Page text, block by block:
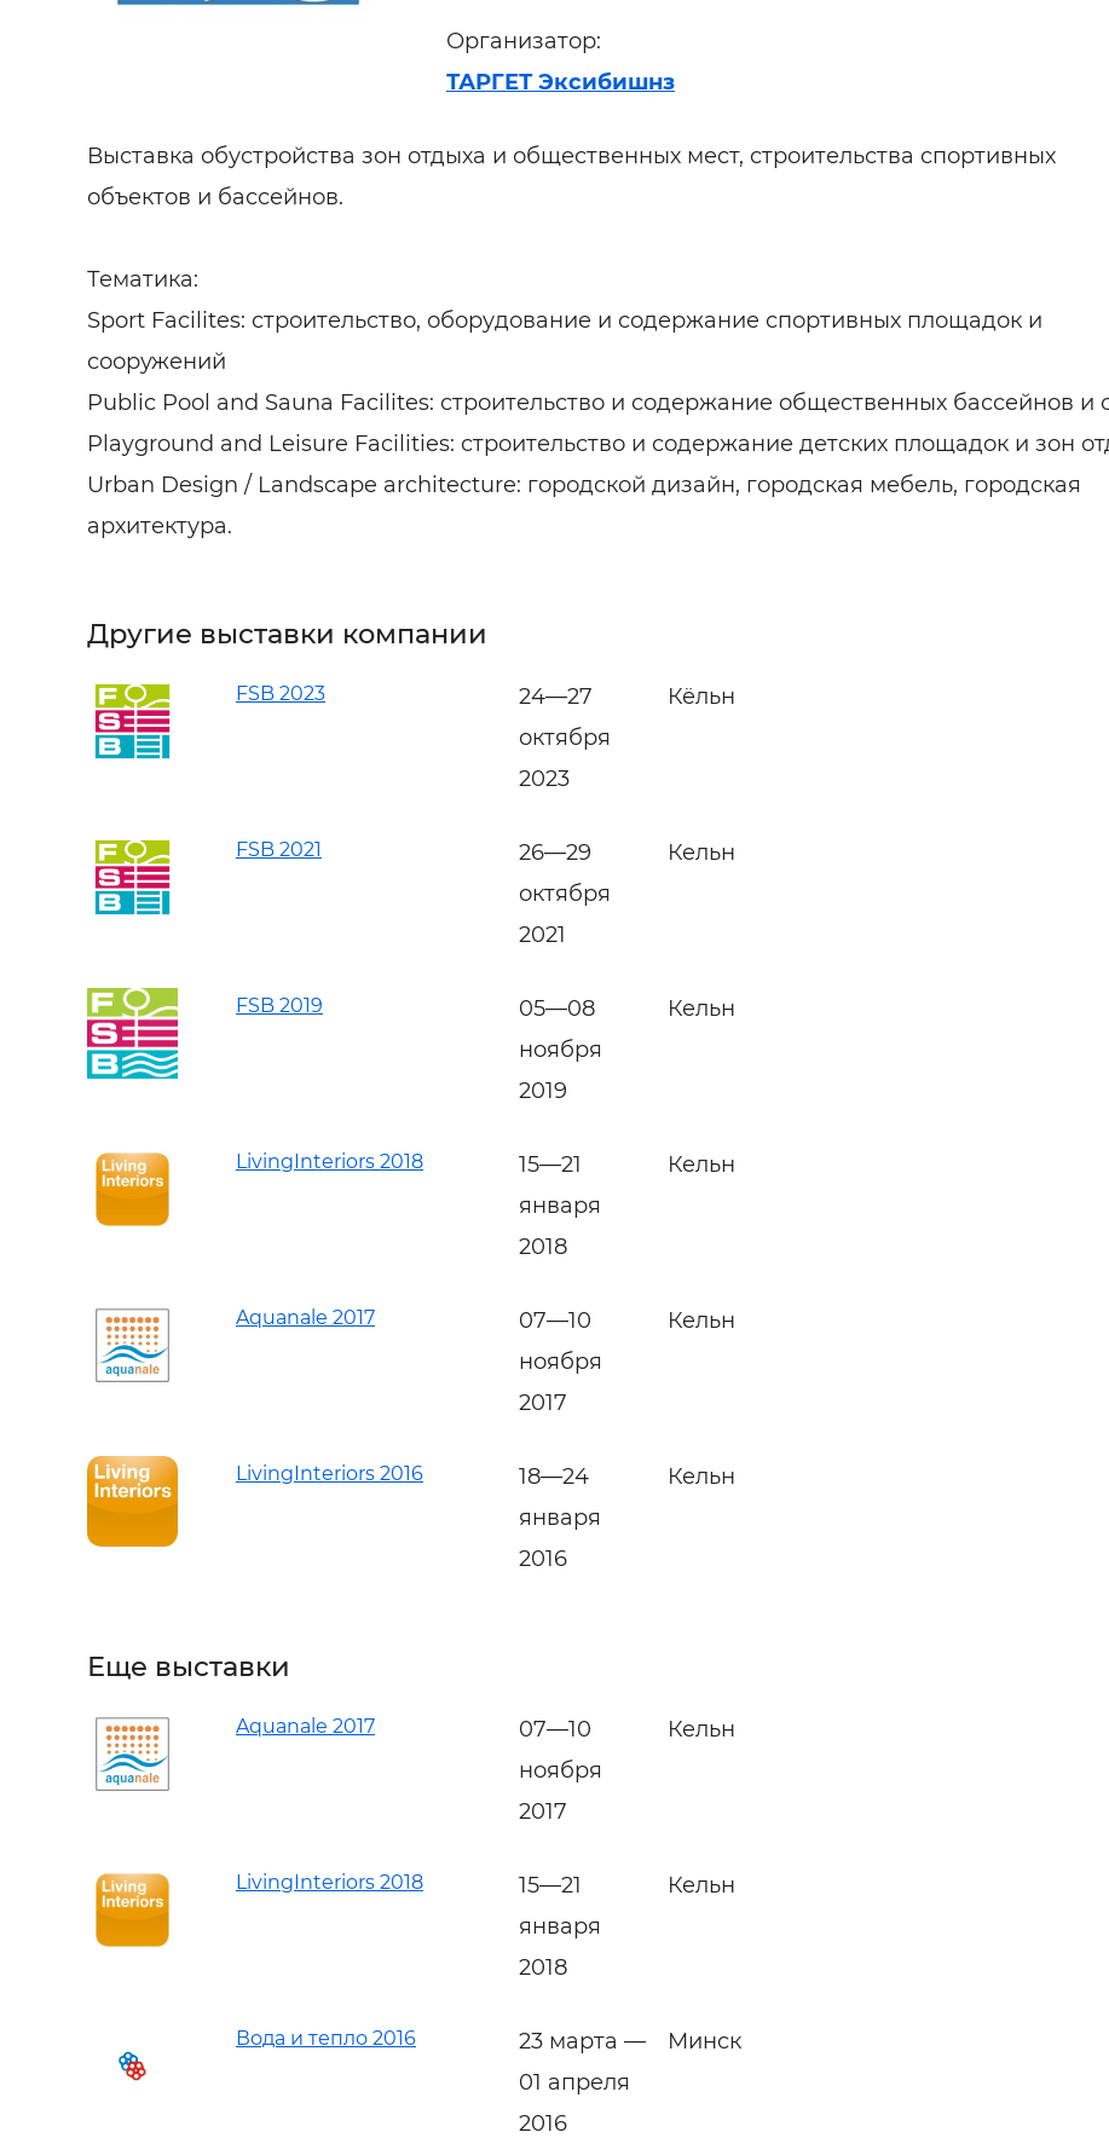
Организатор:
ТАРГЕТ Эксибишнз
Выставка обустройства зон отдыха и общественных мест, строительства спортивных
объектов и бассейнов.
Тематика:
Sport Facilites: строительство, оборудование и содержание спортивных площадок и
сооружений
Public Pool and Sauna Facilites: строительство и содержание общественных бассейнов и
Playground and Leisure Facilities: строительство и содержание детских площадок и зон
Urban Design / Landscape architecture: городской дизайн, городская мебель, городская
архитектура.
Другие выставки компании
FSB 2023
24—27
октября
2023
Кёльн
FSB 2021
26—29
октября
2021
Кельн
FSB 2019
05—08
ноября
2019
Кельн
LivingInteriors 2018
15—21
января
2018
Кельн
Aquanale 2017
07—10
ноября
2017
Кельн
LivingInteriors 2016
18—24
января
2016
Кельн
Еще выставки
Aquanale 2017
07—10
ноября
2017
Кельн
LivingInteriors 2018
15—21
января
2018
Кельн
Вода и тепло 2016
23 марта —
01 апреля
2016
Минск